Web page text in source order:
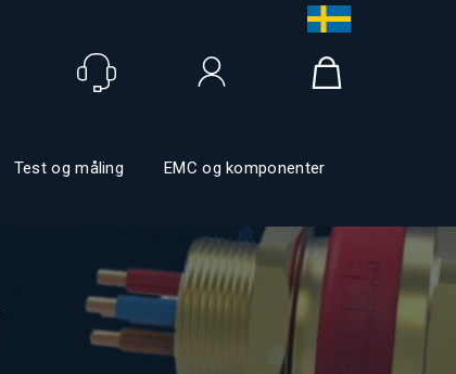
Test og måling
EMC og komponenter